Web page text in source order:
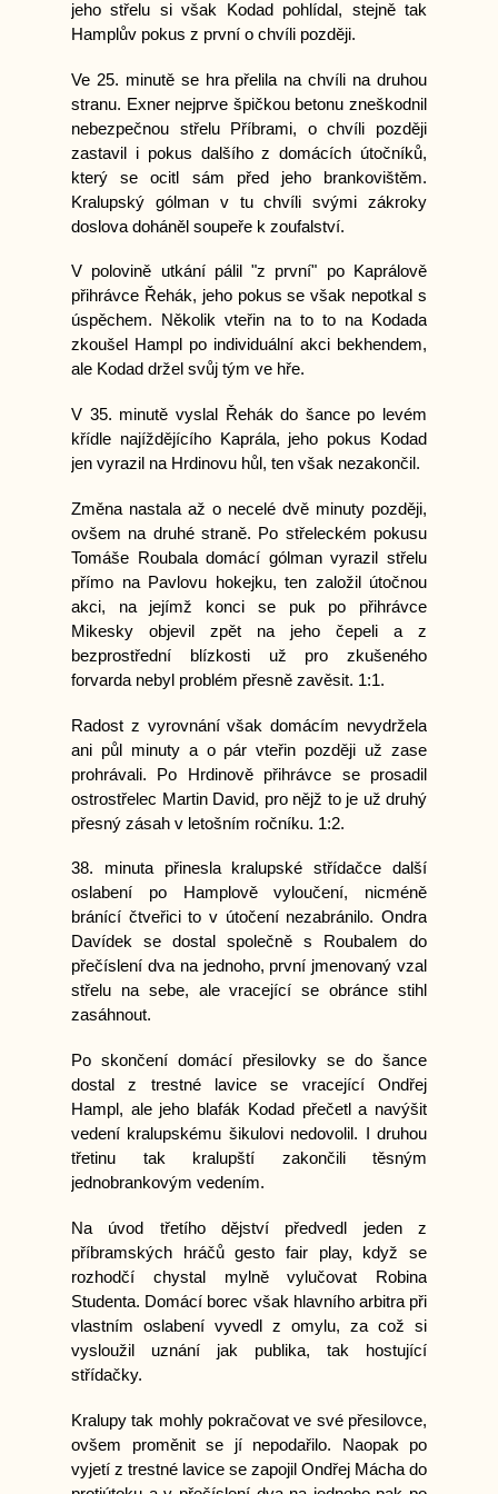
jeho střelu si však Kodad pohlídal, stejně tak
Hamplův pokus z první o chvíli později.
Ve 25. minutě se hra přelila na chvíli na druhou
stranu. Exner nejprve špičkou betonu zneškodnil
nebezpečnou střelu Příbrami, o chvíli později
zastavil i pokus dalšího z domácích útočníků,
který se ocitl sám před jeho brankovištěm.
Kralupský gólman v tu chvíli svými zákroky
doslova doháněl soupeře k zoufalství.
V polovině utkání pálil "z první" po Kaprálově
přihrávce Řehák, jeho pokus se však nepotkal s
úspěchem. Několik vteřin na to to na Kodada
zkoušel Hampl po individuální akci bekhendem,
ale Kodad držel svůj tým ve hře.
V 35. minutě vyslal Řehák do šance po levém
křídle najíždějícího Kaprála, jeho pokus Kodad
jen vyrazil na Hrdinovu hůl, ten však nezakončil.
Změna nastala až o necelé dvě minuty později,
ovšem na druhé straně. Po střeleckém pokusu
Tomáše Roubala domácí gólman vyrazil střelu
přímo na Pavlovu hokejku, ten založil útočnou
akci, na jejímž konci se puk po přihrávce
Mikesky objevil zpět na jeho čepeli a z
bezprostřední blízkosti už pro zkušeného
forvarda nebyl problém přesně zavěsit. 1:1.
Radost z vyrovnání však domácím nevydržela
ani půl minuty a o pár vteřin později už zase
prohrávali. Po Hrdinově přihrávce se prosadil
ostrostřelec Martin David, pro nějž to je už druhý
přesný zásah v letošním ročníku. 1:2.
38. minuta přinesla kralupské střídačce další
oslabení po Hamplově vyloučení, nicméně
bránící čtveřici to v útočení nezabránilo. Ondra
Davídek se dostal společně s Roubalem do
přečíslení dva na jednoho, první jmenovaný vzal
střelu na sebe, ale vracející se obránce stihl
zasáhnout.
Po skončení domácí přesilovky se do šance
dostal z trestné lavice se vracející Ondřej
Hampl, ale jeho blafák Kodad přečetl a navýšit
vedení kralupskému šikulovi nedovolil. I druhou
třetinu tak kralupští zakončili těsným
jednobrankovým vedením.
Na úvod třetího dějství předvedl jeden z
příbramských hráčů gesto fair play, když se
rozhodčí chystal mylně vylučovat Robina
Studenta. Domácí borec však hlavního arbitra při
vlastním oslabení vyvedl z omylu, za což si
vysloužil uznání jak publika, tak hostující
střídačky.
Kralupy tak mohly pokračovat ve své přesilovce,
ovšem proměnit se jí nepodařilo. Naopak po
vyjetí z trestné lavice se zapojil Ondřej Mácha do